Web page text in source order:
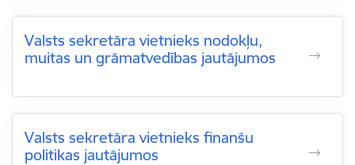
Valsts sekretāra vietnieks nodokļu,
muitas un grāmatvedības jautājumos
Valsts sekretāra vietnieks finanšu
politikas jautājumos